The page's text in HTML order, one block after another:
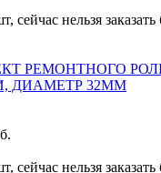
сейчас нельзя
РЕМОНТНОГО
ДИАМЕТР 32ММ
сейчас нельзя